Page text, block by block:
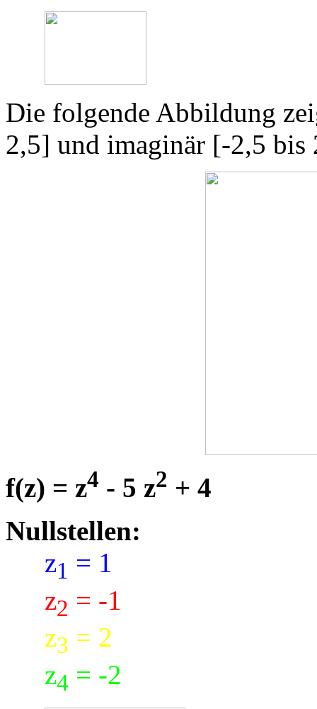
Die folgende Abbildung
2,5] und imaginär [-2,5 bis
f(z) = z4 - 5 z2 + 4
Nullstellen:
z1 = 1
z2 = -1
z3 = 2
z4 = -2